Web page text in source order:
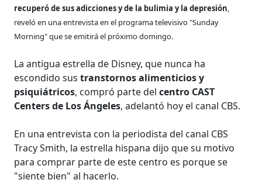
recuperó de sus adicciones y de la bulimia y la depresión,
reveló en una entrevista en el programa televisivo "Sunday
Morning" que se emitirá el próximo domingo.
La antigua estrella de Disney, que nunca ha
escondido sustranstornos alimenticios y
psiquiátricos, compró parte delcentro CAST
Centers de Los Ángeles, adelantó hoy el canal CBS.
En una entrevista con la periodista del canal CBS
Tracy Smith, la estrella hispana dijo que su motivo
para comprar parte de este centro es porque se
"siente bien" al hacerlo.